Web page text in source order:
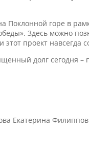
горе в
Здесь можно
проект навсегда
долг сегодня –
Екатерина